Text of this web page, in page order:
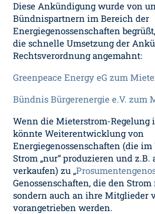
Diese Ankündigung wurde von
Bündnispartnern im Bereich der
Energiegenossenschaften
die schnelle Umsetzung der
Rechtsverordnung angemahnt:
Greenpeace Energy eG zum
Bündnis Bürgerenergie e.V. zum
Wenn die Mieterstrom-
könnte Weiterentwicklung von
Energiegenossenschaften (die
Strom „nur“ produzieren und z.B.
verkaufen) zu „
Genossenschaften, die den
sondern auch an ihre Mitglieder
vorangetrieben werden.